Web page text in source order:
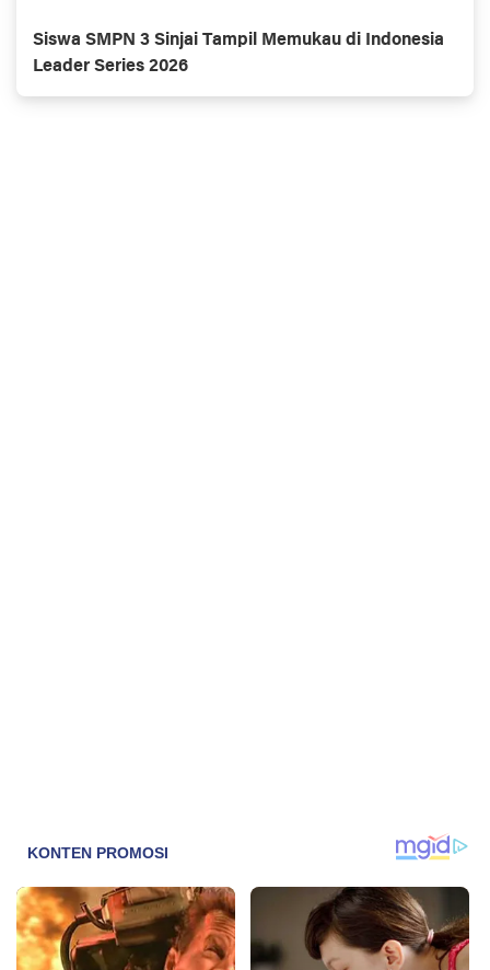
Siswa SMPN 3 Sinjai Tampil Memukau di Indonesia
Leader Series 2026